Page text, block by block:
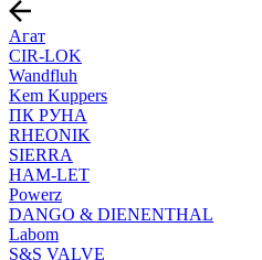
Агат
CIR-LOK
Wandfluh
Kem Kuppers
ПК РУНА
RHEONIK
SIERRA
HAM-LET
Powerz
DANGO & DIENENTHAL
Labom
S&S VALVE